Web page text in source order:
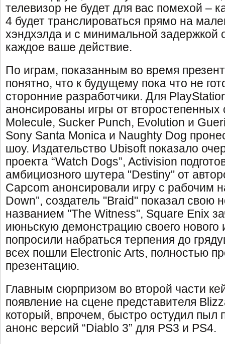
телевизор не будет для вас помехой –
4 будет транслироваться прямо на
хэндхэлда и с минимальной задержкой
каждое ваше действие.
По играм, показанным во время
понятно, что к будущему пока что не
сторонние разработчики. Для
анонсированы игры от второстепенных
Molecule, Sucker Punch, Evolution и
Sony Santa Monica и Naughty Dog
шоу. Издательство Ubisoft показало
проекта “Watch Dogs”, Activision
амбициозного шутера "Destiny" от
Capcom анонсировали игру с рабочим
Down”, создатель "Braid" показал свою
названием "The Witness", Square Enix
июньскую демонстрацию своего нового
попросили набраться терпения до
всех пошли Electronic Arts, полностью
презентацию.
Главным сюрпризом во второй части
появление на сцене представителя
который, впрочем, быстро остудил пыл
анонс версий “Diablo 3” для PS3 и PS4.